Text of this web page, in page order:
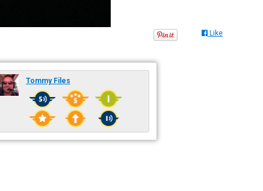
Like
Tommy Files